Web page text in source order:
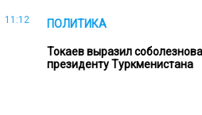
11:12 ПОЛИТИКА
Токаев выразил
президенту Туркменистана